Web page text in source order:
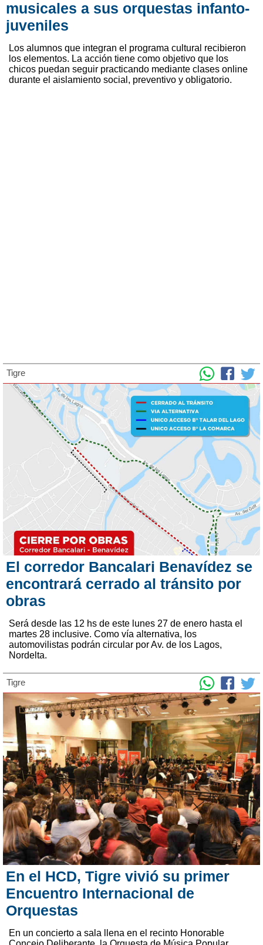
musicales a sus orquestas infanto-
juveniles
Los alumnos que integran el programa cultural recibieron
los elementos. La acción tiene como objetivo que los
chicos puedan seguir practicando mediante clases online
durante el aislamiento social, preventivo y obligatorio.
Tigre
El corredor Bancalari Benavídez se
encontrará cerrado al tránsito por
obras
Será desde las 12 hs de este lunes 27 de enero hasta el
martes 28 inclusive. Como vía alternativa, los
automovilistas podrán circular por Av. de los Lagos,
Nordelta.
Tigre
En el HCD, Tigre vivió su primer
Encuentro Internacional de
Orquestas
En un concierto a sala llena en el recinto Honorable